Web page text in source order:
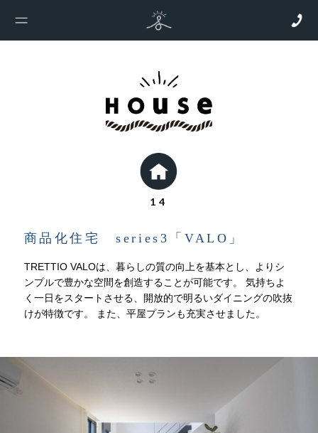
14
商品化住宅 series3「VALO」
TRETTIO VALOは、暮らしの質の向上を基本とし、よりシ
ンプルで豊かな空間を創造することが可能です。
気持ちよ
く一日をスタートさせる、開放的で明るいダイニングの吹抜
けが特徴です。
また、平屋プランも充実させました。